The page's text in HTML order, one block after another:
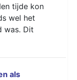
tijde kon
wel het
was. Dit
als